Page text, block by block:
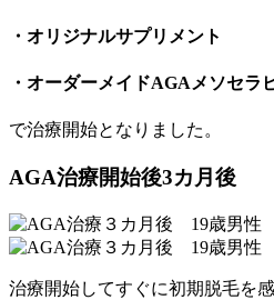
・オリジナルサプリメント
・オーダーメイドAGAメソセラ
で治療開始となりました。
AGA治療開始後3カ月後
治療開始してすぐに初期脱毛を